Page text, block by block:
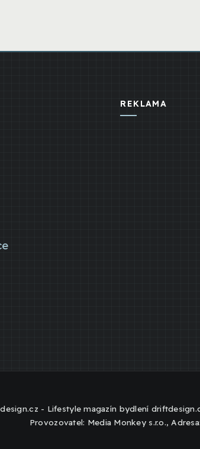
REKLAMA
- Lifestyle magazín bydlení
Provozovatel: Media Monkey s.r.o.,